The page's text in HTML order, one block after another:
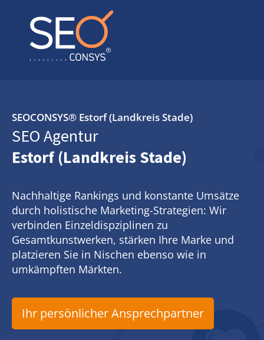
SEOCONSYS® Estorf (Landkreis Stade)
SEO Agentur
Estorf (Landkreis Stade)
Nachhaltige Rankings und konstante Umsätze
durch holistische Marketing-Strategien: Wir
verbinden Einzeldispziplinen zu
Gesamtkunstwerken, stärken Ihre Marke und
platzieren Sie in Nischen ebenso wie in
umkämpften Märkten.
Ihr persönlicher Ansprechpartner